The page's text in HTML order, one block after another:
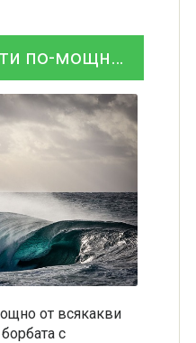
за лечение на...
от всякакви
с